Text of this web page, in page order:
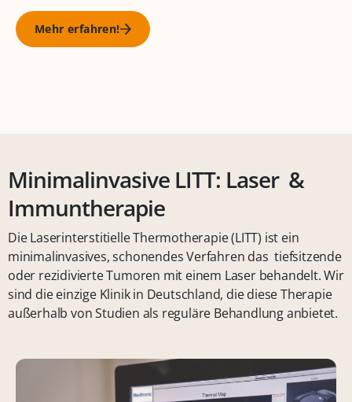
Mehr erfahren!
Minimalinvasive LITT: Laser &
Immuntherapie
Die Laserinterstitielle Thermotherapie (LITT) ist ein
minimalinvasives, schonendes Verfahren das tiefsitzende
oder rezidivierte Tumoren mit einem Laser behandelt. Wir
sind die einzige Klinik in Deutschland, die diese Therapie
außerhalb von Studien als reguläre Behandlung anbietet.